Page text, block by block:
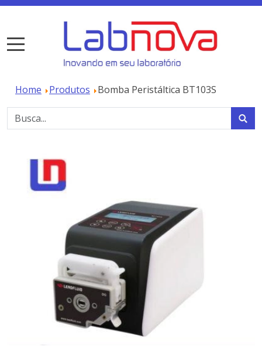
Home Produtos Bomba Peristáltica BT103S